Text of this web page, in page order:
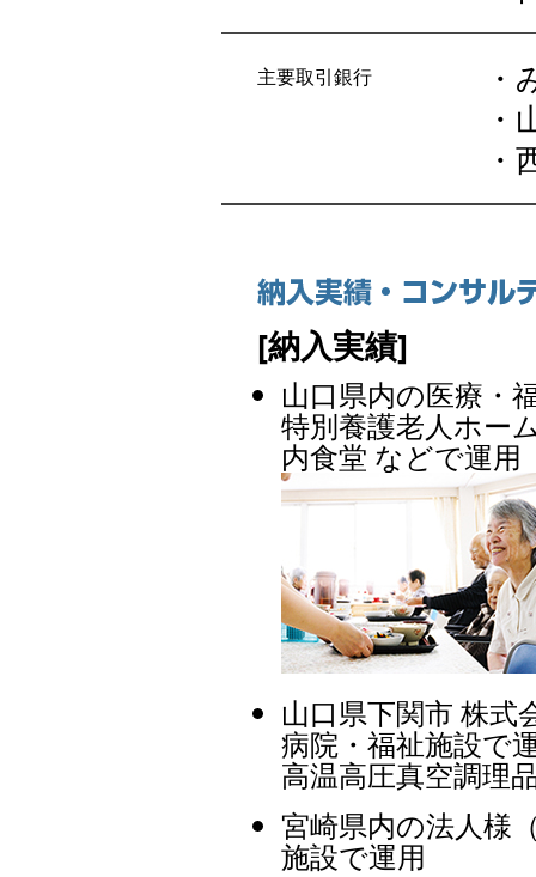
主要取引銀行
・
・
・
[納入実績]
山口県内の医療・
特別養護老人ホー
内食堂 などで運用
山口県下関市 株式
病院・福祉施設で
高温高圧真空調理
宮崎県内の法人様
施設で運用